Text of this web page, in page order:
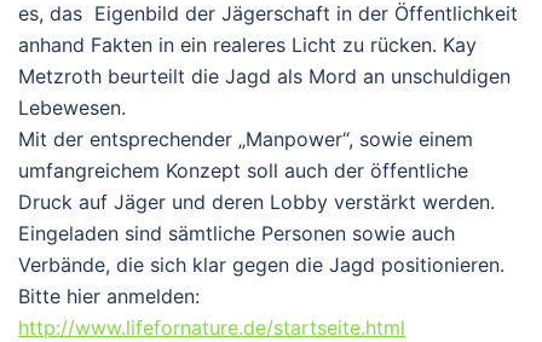
es, das Eigenbild der Jägerschaft in der Öffentlichkeit
anhand Fakten in ein realeres Licht zu rücken. Kay
Metzroth beurteilt die Jagd als Mord an unschuldigen
Lebewesen.
Mit der entsprechender „Manpower“, sowie einem
umfangreichem Konzept soll auch der öffentliche
Druck auf Jäger und deren Lobby verstärkt werden.
Eingeladen sind sämtliche Personen sowie auch
Verbände, die sich klar gegen die Jagd positionieren.
Bitte hier anmelden:
http://www.lifefornature.de/startseite.html